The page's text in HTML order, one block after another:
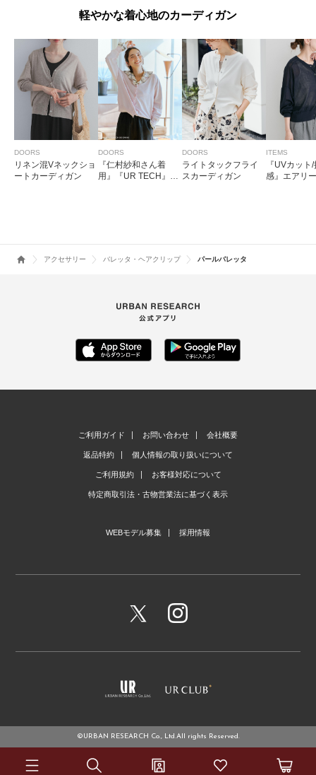
軽やかな着心地のカーディガン
DOORS
リネン混Vネックショ
ートカーディガン
DOORS
『仁村紗和さん着
用』『UR TECH』サ
DOORS
ライトタックフライ
スカーディガン
ITEMS
『UVカット
感』エアリ
アクセサリー バレッタ・ヘアクリップ パールバレッタ
ご利用ガイド お問い合わせ 会社概要
返品特約 個人情報の取り扱いについて
ご利用規約 お客様対応について
特定商取引法・古物営業法に基づく表示
WEBモデル募集 採用情報
©URBAN RESEARCH Co., Ltd.All rights Reserved.